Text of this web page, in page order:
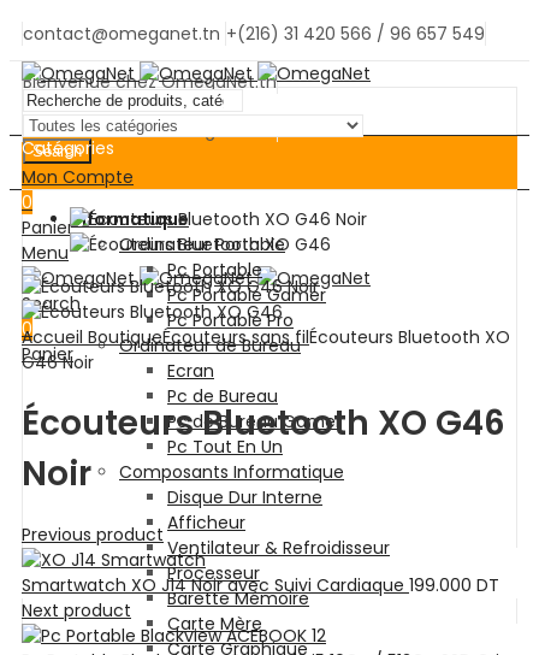
contact@omeganet.tn +(216) 31 420 566 / 96 657 549
Bienvenue chez OmegaNet.tn
Bienvenue chez OmegaNet.tn
Search
Mon Compte
0
Panier
Menu
Search
0
Panier
Catégories
Informatique
Ordinateur Portable
Pc Portable
Pc Portable Gamer
Pc Portable Pro
Ordinateur de Bureau
Ecran
Pc de Bureau
Pc de Bureau Gamer
Pc Tout En Un
Composants Informatique
Disque Dur Interne
Afficheur
Ventilateur & Refroidisseur
Processeur
Barette Mémoire
Carte Mère
Carte Graphique
Accueil BoutiqueÉcouteurs sans filÉcouteurs Bluetooth XO
G46 Noir
Écouteurs Bluetooth XO G46
Noir
Previous product
Smartwatch XO J14 Noir avec Suivi Cardiaque 199.000 DT
Next product